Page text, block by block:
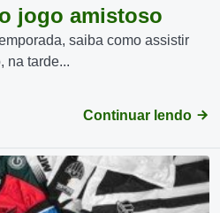
jogo amistoso
saiba como assistir
na tarde...
Continuar lendo